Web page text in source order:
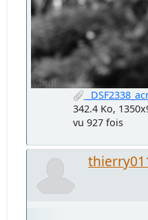
342.4 Ko,
vu 927 fois